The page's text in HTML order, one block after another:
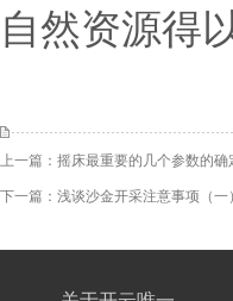
自然资源得
上一篇： 摇床最重要的几个参数的确
下一篇： 浅谈沙金开采注意事项（一）